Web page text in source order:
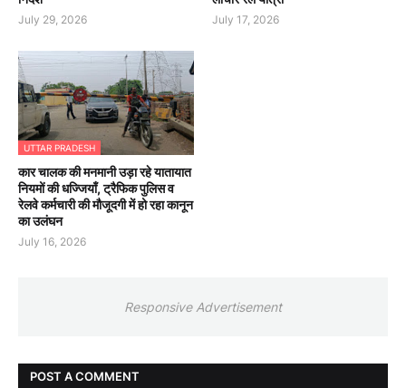
July 29, 2026 July 17, 2026
UTTAR PRADESH
कार चालक की मनमानी उड़ा रहे यातायात
नियमों की धज्जियाँ, ट्रैफिक पुलिस व
रेलवे कर्मचारी की मौजूदगी में हो रहा कानून
का उलंघन
July 16, 2026
Responsive Advertisement
POST A COMMENT